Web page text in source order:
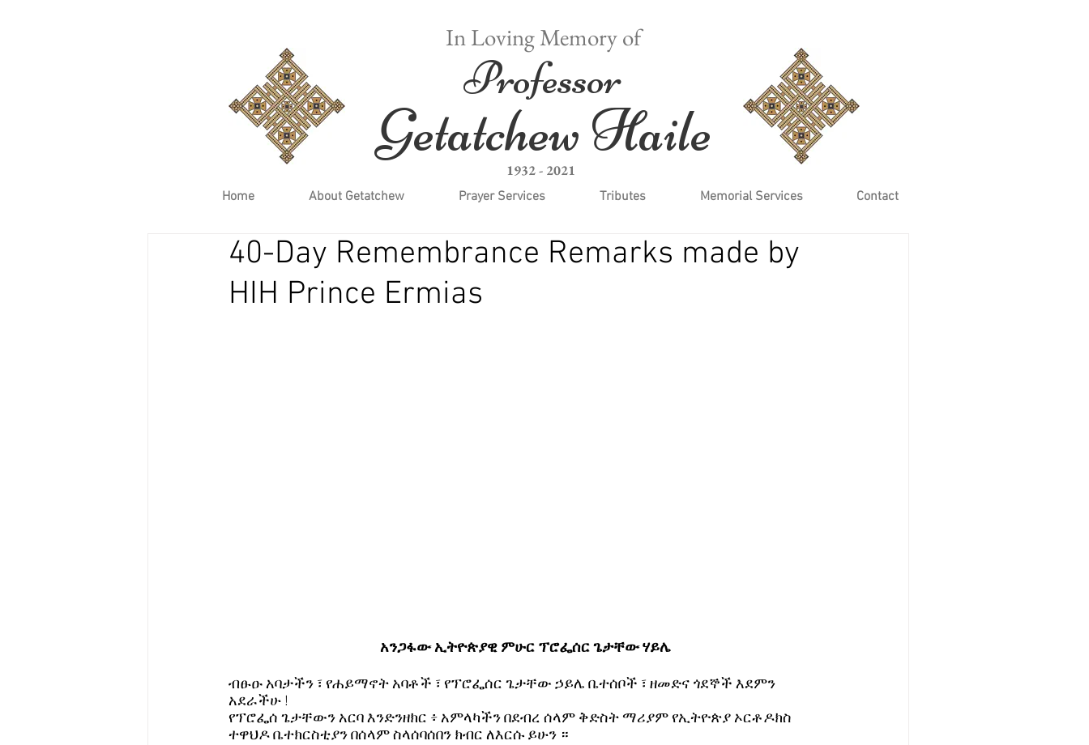
Getatchew Haile
1932 - 2021
Home About Getatchew Prayer Services Tributes Memorial Services Contact
In Loving Memory of
Professor
40-Day Remembrance Remarks made by
HIH Prince Ermias
አንጋፋው ኢትዮጵያዊ ምሁር ፕሮፌሰር ጌታቸው ሃይሌ
ብፁዑ አባታችን ፣ የሐይማኖት አባቶች ፣ የፕሮፌሰር ጌታቸው ኃይሌ ቤተሰቦች ፣ ዘመድና ጎደኞች እደምን
አደራችሁ !
የፕሮፌሰ ጌታቸውን አርባ እንድንዘክር ፥ አምላካችን በደብረ ሰላም ቅድስት ማሪያም የኢትዮጵያ ኦርቶዶክስ
ተዋህዶ ቤተክርስቲያን በሰላም ስላሰባሰበን ክብር ለእርሱ ይሁን ።